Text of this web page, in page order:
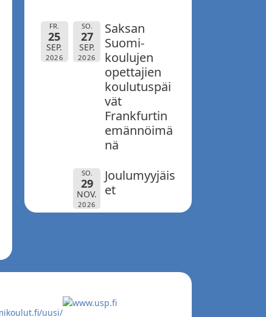
FR.
25
SEP.
2026
SO.
27
SEP.
2026
Saksan
Suomi-
koulujen
opettajien
koulutuspäi
vät
Frankfurtin
emännöimä
nä
SO.
29
NOV.
2026
Joulumyyjäis
et